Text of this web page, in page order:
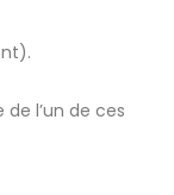
l’un de ces